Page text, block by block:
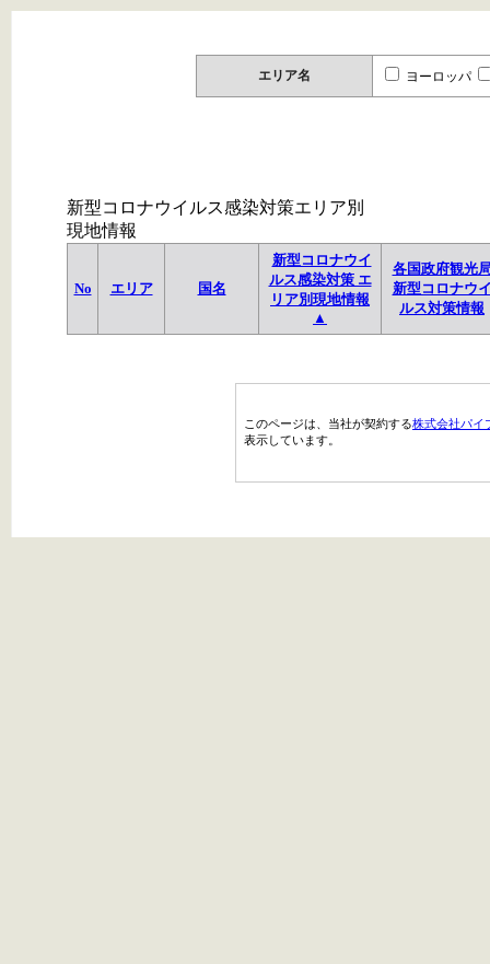
エリア名 ヨーロッパ
新型コロナウイルス感染対策エリア別
現地情報
No エリア 国名
新型コロナウイ
ルス感染対策 エ
リア別現地情報
▲
各国政府観光
新型コロナウ
ルス対策情報
このページは、当社が契約する株式会社パイ
表示しています。